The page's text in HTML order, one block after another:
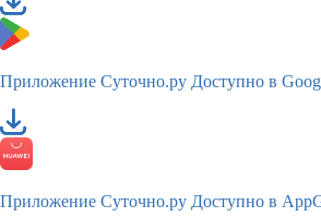
Приложение Суточно.ру Доступно в
Приложение Суточно.ру Доступно в